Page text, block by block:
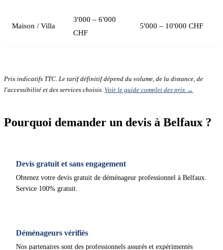
Maison / Villa
3'000 – 6'000
CHF
5'000 – 10'000 CHF
Prix indicatifs TTC. Le tarif définitif dépend du volume, de la distance, de
l'accessibilité et des services choisis. Voir le guide complet des prix →
Pourquoi demander un devis à Belfaux ?
Devis gratuit et sans engagement
Obtenez votre devis gratuit de déménageur professionnel à Belfaux.
Service 100% gratuit.
Déménageurs vérifiés
Nos partenaires sont des professionnels assurés et expérimentés